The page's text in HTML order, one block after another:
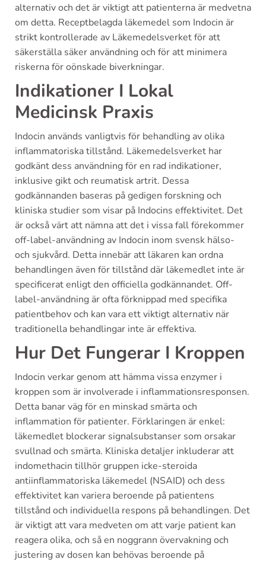
alternativ och det är viktigt att patienterna är medvetna
om detta. Receptbelagda läkemedel som Indocin är
strikt kontrollerade av Läkemedelsverket för att
säkerställa säker användning och för att minimera
riskerna för oönskade biverkningar.
Indikationer I Lokal
Medicinsk Praxis
Indocin används vanligtvis för behandling av olika
inflammatoriska tillstånd. Läkemedelsverket har
godkänt dess användning för en rad indikationer,
inklusive gikt och reumatisk artrit. Dessa
godkännanden baseras på gedigen forskning och
kliniska studier som visar på Indocins effektivitet. Det
är också värt att nämna att det i vissa fall förekommer
off-label-användning av Indocin inom svensk hälso-
och sjukvård. Detta innebär att läkaren kan ordna
behandlingen även för tillstånd där läkemedlet inte är
specificerat enligt den officiella godkännandet. Off-
label-användning är ofta förknippad med specifika
patientbehov och kan vara ett viktigt alternativ när
traditionella behandlingar inte är effektiva.
Hur Det Fungerar I Kroppen
Indocin verkar genom att hämma vissa enzymer i
kroppen som är involverade i inflammationsresponsen.
Detta banar väg för en minskad smärta och
inflammation för patienter. Förklaringen är enkel:
läkemedlet blockerar signalsubstanser som orsakar
svullnad och smärta. Kliniska detaljer inkluderar att
indomethacin tillhör gruppen icke-steroida
antiinflammatoriska läkemedel (NSAID) och dess
effektivitet kan variera beroende på patientens
tillstånd och individuella respons på behandlingen. Det
är viktigt att vara medveten om att varje patient kan
reagera olika, och så en noggrann övervakning och
justering av dosen kan behövas beroende på